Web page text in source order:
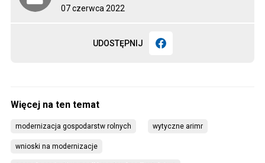
07 czerwca 2022
UDOSTĘPNIJ
modernizacja gospodarstw rolnych wytyczne arimr
wnioski na modernizacje